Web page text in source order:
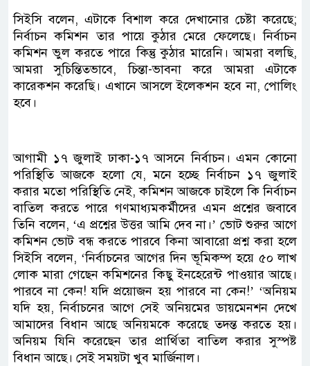
সিইসি বলেন, এটাকে বিশাল করে দেখানোর চেষ্টা করেছে;
নির্বাচন কমিশন তার পায়ে কুঠার মেরে ফেলেছে। নির্বাচন
কমিশন ভুল করতে পারে কিন্তু কুঠার মারেনি। আমরা বলছি,
আমরা সুচিন্তিতভাবে, চিন্তা-ভাবনা করে আমরা এটাকে
কারেকশন করেছি। এখানে আসলে ইলেকশন হবে না, পোলিং
হবে।
আগামী ১৭ জুলাই ঢাকা-১৭ আসনে নির্বাচন। এমন কোনো
পরিস্থিতি আজকে হলো যে, মনে হচ্ছে নির্বাচন ১৭ জুলাই
করার মতো পরিস্থিতি নেই, কমিশন আজকে চাইলে কি নির্বাচন
বাতিল করতে পারে গণমাধ্যমকর্মীদের এমন প্রশ্নের জবাবে
তিনি বলেন, ‘এ প্রশ্নের উত্তর আমি দেব না।’ ভোট শুরুর আগে
কমিশন ভোট বন্ধ করতে পারবে কিনা আবারো প্রশ্ন করা হলে
সিইসি বলেন, ‘নির্বাচনের আগের দিন ভূমিকম্প হয়ে ৫০ লাখ
লোক মারা গেছেন কমিশনের কিছু ইনহেরেন্ট পাওয়ার আছে।
পারবে না কেন! যদি প্রয়োজন হয় পারবে না কেন!’ ‘অনিয়ম
যদি হয়, নির্বাচনের আগে সেই অনিয়মের ডায়মেনশন দেখে
আমাদের বিধান আছে অনিয়মকে করেছে তদন্ত করতে হয়।
অনিয়ম যিনি করেছেন তার প্রার্থিতা বাতিল করার সুস্পষ্ট
বিধান আছে। সেই সময়টা খুব মার্জিনাল।